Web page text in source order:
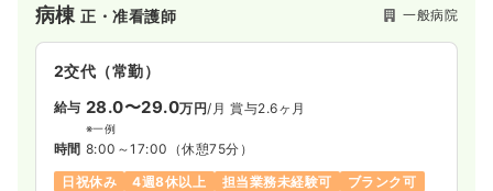
病棟正・准看護師 一般病院
2交代（常勤）
給与 28.0〜29.0万円/月 賞与2.6ヶ月
※一例
時間 8:00～17:00 （休憩75分）
日祝休み
4週8休以上 担当業務未経験可 ブランク可